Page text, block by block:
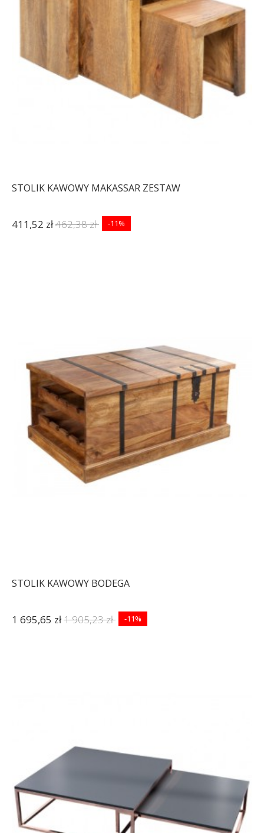
140X70 CM MARMUR
3 064,43 zł
90X90 CM MARMUR
BRĄZOWY
2 514,69 zł3 104,56 zł
STOLIK KAWOWY MAKASSAR ZESTAW
411,52 zł462,38 zł -11%
STOLIK KAWOWY BODEGA
1 695,65 zł1 905,23 zł -11%